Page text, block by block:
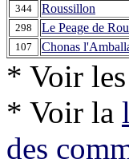
344 Roussillon
298 Le Peage de
107 Chonas
* Voir les
* Voir la
des